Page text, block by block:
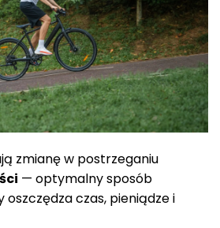
zmianę w postrzeganiu
— optymalny sposób
oszczędza czas, pieniądze i